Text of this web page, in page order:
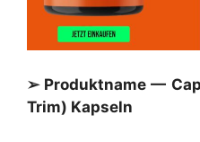
➢ Produktname —
Trim) Kapseln